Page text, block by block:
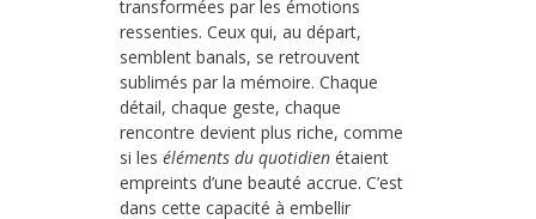
transformées par les émotions
ressenties. Ceux qui, au départ,
semblent banals, se retrouvent
sublimés par la mémoire. Chaque
détail, chaque geste, chaque
rencontre devient plus riche, comme
si les éléments du quotidien étaient
empreints d’une beauté accrue. C’est
dans cette capacité à embellir